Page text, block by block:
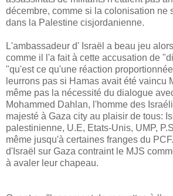
décembre, comme si la colonisation ne
dans la Palestine cisjordanienne.
L'ambassadeur d' Israël a beau jeu
comme il l'a fait à cette accusation de
"qu'est ce qu'une réaction
leurrons pas si Hamas avait été vaincu
même pas la nécessité du dialogue
Mohammed Dahlan, l'homme des
majesté à Gaza city au plaisir de tous:
palestinienne, U.E, Etats-Unis, UMP,
même jusqu'à certaines franges du
d'Israël sur Gaza contraint le MJS
à avaler leur chapeau.